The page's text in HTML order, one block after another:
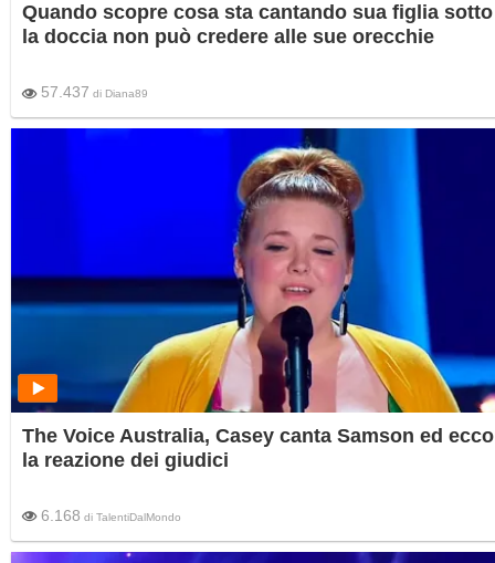
Quando scopre cosa sta cantando sua figlia sotto
la doccia non può credere alle sue orecchie
57.437 di Diana89
The Voice Australia, Casey canta Samson ed ecco
la reazione dei giudici
6.168 di TalentiDalMondo